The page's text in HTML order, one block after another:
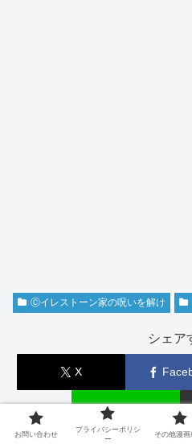
Ⓒイレストーン家の呪いを解け
シェア
X
LINE
お問い合わせ
プライバシーポリシ
ー
その他漫画